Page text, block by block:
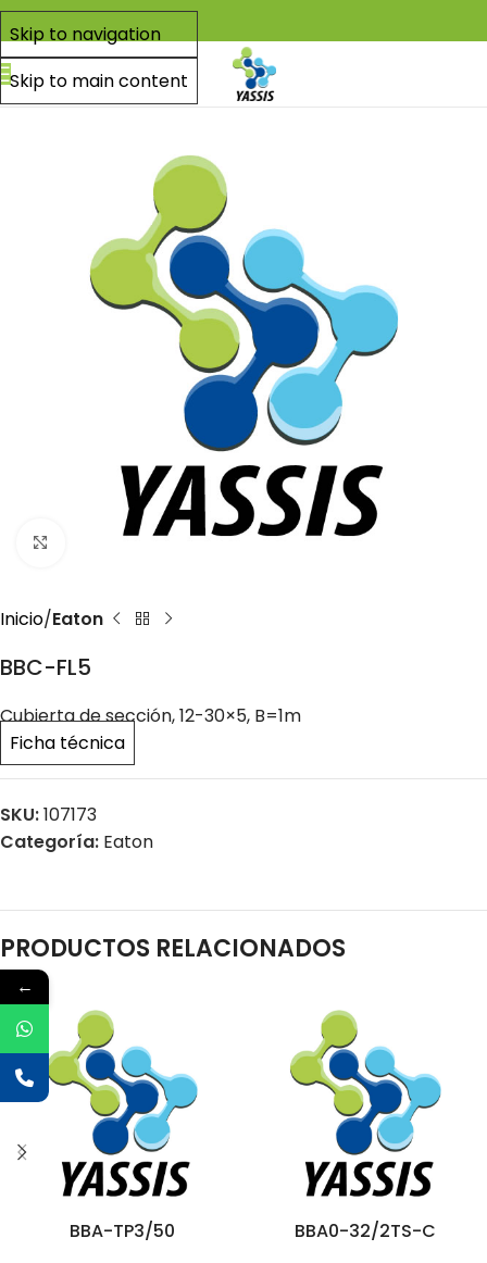
Skip to navigation
Skip to main content
Click to enlarge
Inicio Eaton
BBC-FL5
Cubierta de sección, 12-30×5, B=1m
Ficha técnica
SKU:107173
Categoría: Eaton
PRODUCTOS RELACIONADOS
BBA-TP3/50
BBA0-32/2TS-C
←